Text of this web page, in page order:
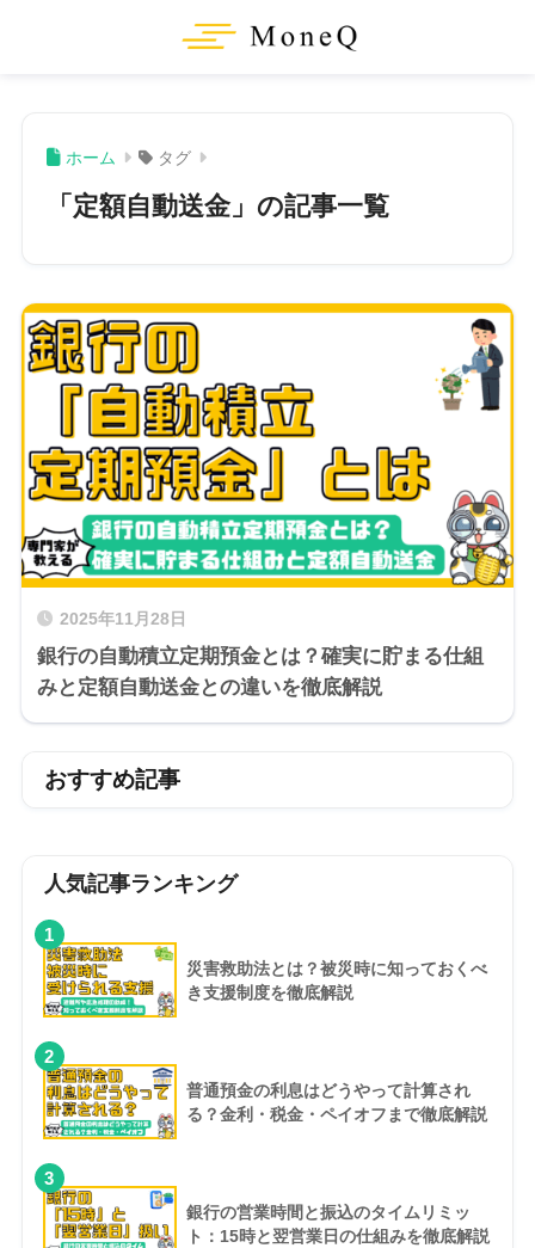
ホーム タグ
「定額自動送金」の記事一覧
2025年11月28日
銀行の自動積立定期預金とは？確実に貯まる仕組
みと定額自動送金との違いを徹底解説
おすすめ記事
人気記事ランキング
1
災害救助法とは？被災時に知っておくべ
き支援制度を徹底解説
2
普通預金の利息はどうやって計算され
る？金利・税金・ペイオフまで徹底解説
3
銀行の営業時間と振込のタイムリミッ
ト：15時と翌営業日の仕組みを徹底解説